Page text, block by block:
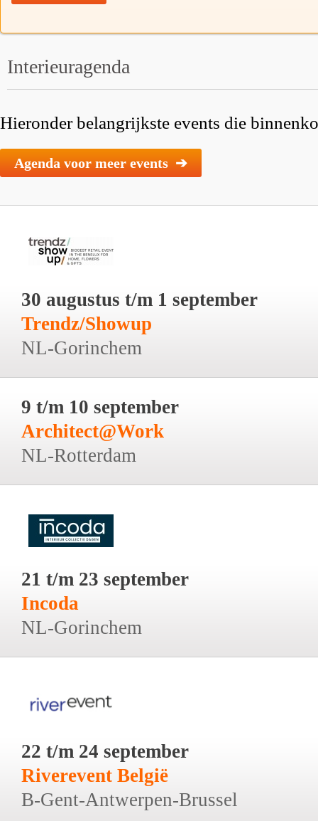
Interieuragenda
Hieronder belangrijkste events die
Agenda voor meer events ➔
30 augustus t/m 1 september
Trendz/Showup
NL-Gorinchem
9 t/m 10 september
Architect@Work
NL-Rotterdam
21 t/m 23 september
Incoda
NL-Gorinchem
22 t/m 24 september
Riverevent België
B-Gent-Antwerpen-Brussel